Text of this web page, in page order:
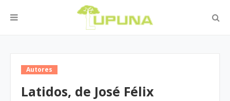
Autores
Latidos, de José Félix